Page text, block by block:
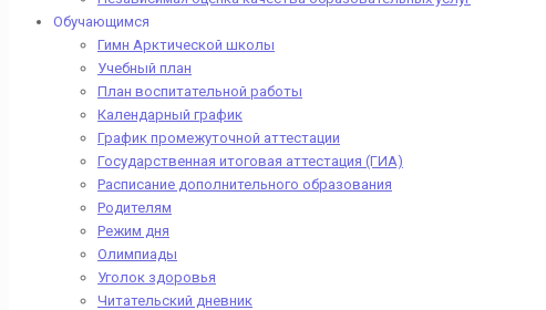
Обучающимся
Гимн Арктической школы
Учебный план
План воспитательной работы
Календарный график
График промежуточной аттестации
Государственная итоговая аттестация (ГИА)
Расписание дополнительного образования
Родителям
Режим дня
Олимпиады
Уголок здоровья
Читательский дневник